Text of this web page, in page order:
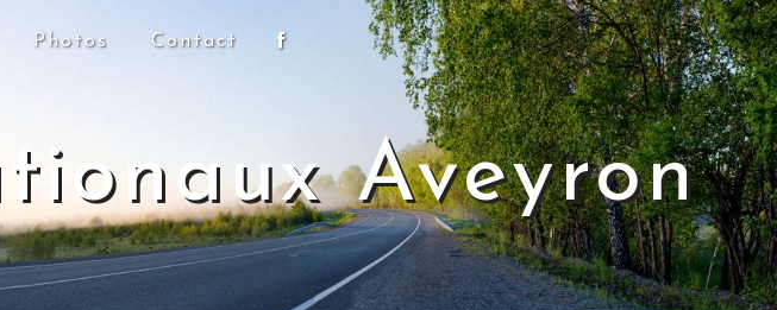
Photos Contact
Aveyron